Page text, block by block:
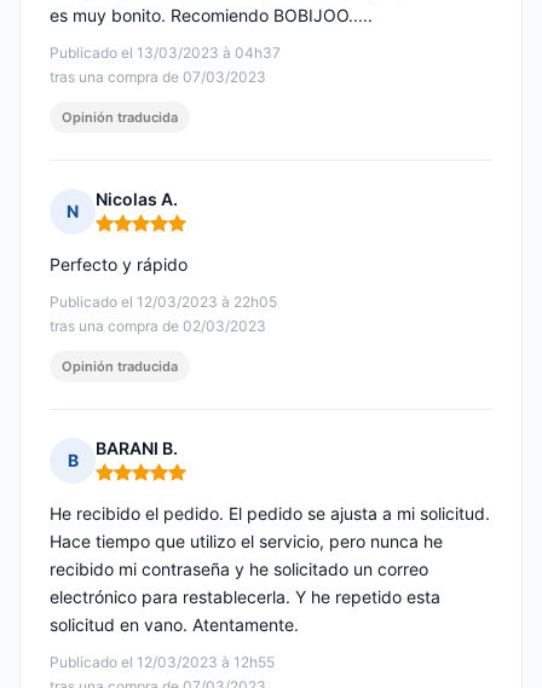
Publicado el 13/03/2023 à 04h37
tras una compra de 07/03/2023
es muy bonito. Recomiendo BOBIJOO.....
Opinión traducida
N
Nicolas A.
Nota: 5 de 5
Publicado el 12/03/2023 à 22h05
tras una compra de 02/03/2023
Perfecto y rápido
Opinión traducida
B
BARANI B.
Nota: 5 de 5
Publicado el 12/03/2023 à 12h55
He recibido el pedido. El pedido se ajusta a mi solicitud.
Hace tiempo que utilizo el servicio, pero nunca he
recibido mi contraseña y he solicitado un correo
electrónico para restablecerla. Y he repetido esta
solicitud en vano. Atentamente.